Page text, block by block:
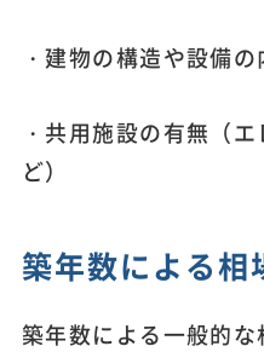
・建物の構造や設備の
・共用施設の有無（
ど）
築年数による相
築年数による一般的な